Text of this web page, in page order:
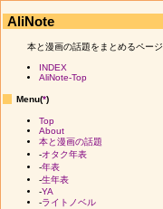
AliNote
本と漫画の話題をまとめるページ
INDEX
AliNote-Top
Menu(*)
Top
About
本と漫画の話題
-オタク年表
-年表
-生年表
-YA
-ライトノベル